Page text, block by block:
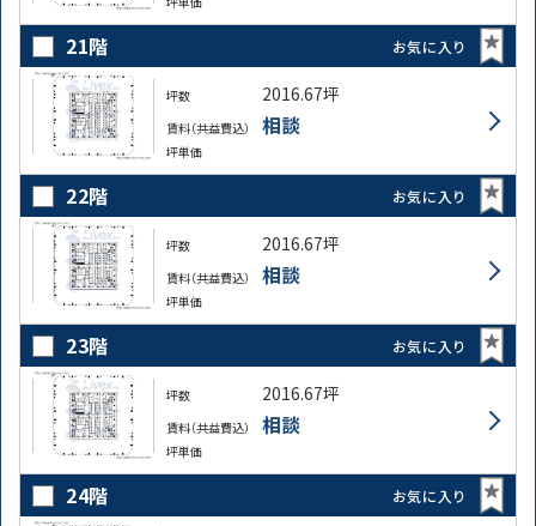
21階 お気に入り
坪数 2016.67坪
賃料（共益費込） 相談
坪単価
22階 お気に入り
坪数 2016.67坪
賃料（共益費込） 相談
坪単価
23階 お気に入り
坪数 2016.67坪
賃料（共益費込） 相談
坪単価
24階 お気に入り